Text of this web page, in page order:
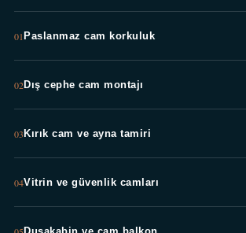
01Paslanmaz cam korkuluk
02Dış cephe cam montajı
03Kırık cam ve ayna tamiri
04Vitrin ve güvenlik camları
Duşakabin ve cam balkon